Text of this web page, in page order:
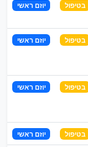
בטיפול יוזם ראשי
בטיפול יוזם ראשי
בטיפול יוזם ראשי
בטיפול יוזם ראשי